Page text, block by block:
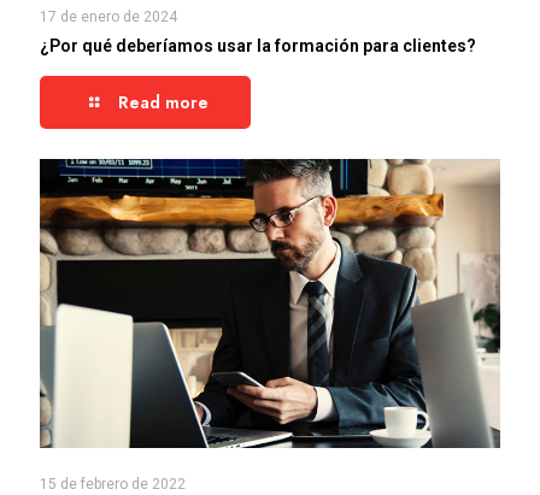
17 de enero de 2024
¿Por qué deberíamos usar la formación para clientes?
Read more
15 de febrero de 2022